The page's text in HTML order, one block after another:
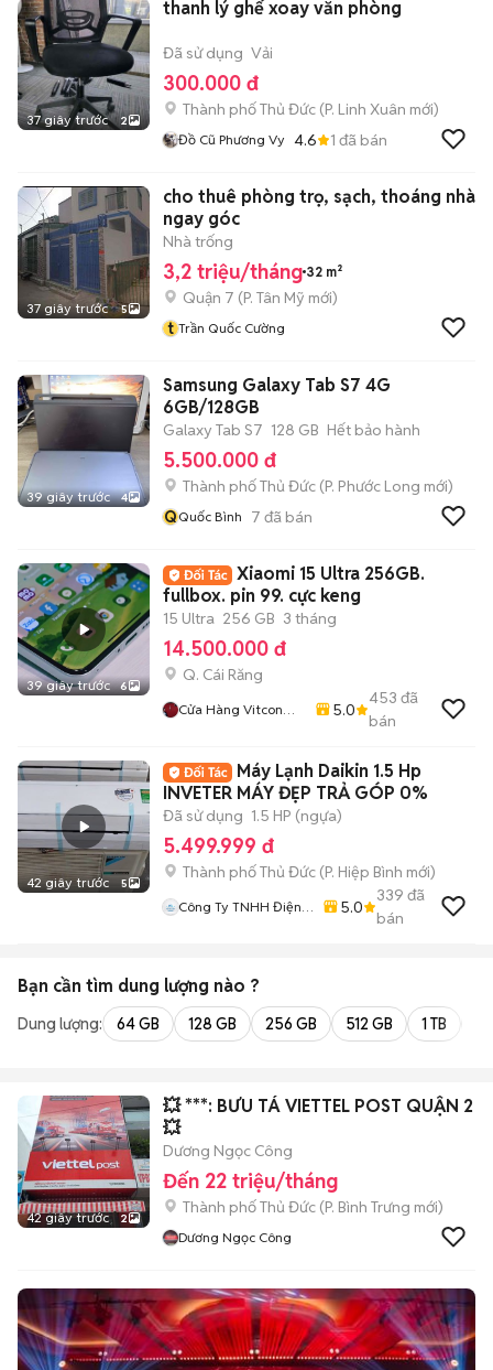
37 giây trước 2
thanh lý ghế xoay văn phòng
Đã sử dụng Vải
300.000 đ
Thành phố Thủ Đức (P. Linh Xuân mới)
Đồ Cũ Phương Vy 4.6 1 đã bán
37 giây trước 5
cho thuê phòng trọ, sạch, thoáng nhà
ngay góc
Nhà trống
3,2 triệu/tháng 32 m²
Quận 7 (P. Tân Mỹ mới)
t Trần Quốc Cường
39 giây trước 4
Samsung Galaxy Tab S7 4G
6GB/128GB
Galaxy Tab S7 128 GB Hết bảo hành
5.500.000 đ
Thành phố Thủ Đức (P. Phước Long mới)
QQuốc Bình 7 đã bán
39 giây trước 6
Xiaomi 15 Ultra 256GB.
fullbox. pin 99. cực keng
15 Ultra 256 GB 3 tháng
14.500.000 đ
Q. Cái Răng
Cửa Hàng Vitcon
5.0
453 đã
bán
42 giây trước 5
Máy Lạnh Daikin 1.5 Hp
INVETER MÁY ĐẸP TRẢ GÓP 0%
Đã sử dụng 1.5 HP (ngựa)
5.499.999 đ
Thành phố Thủ Đức (P. Hiệp Bình mới)
Công Ty TNHH Điện
5.0
339 đã
bán
Bạn cần tìm dung lượng nào ?
Dung lượng: 64 GB 128 GB 256 GB 512 GB 1 TB
42 giây trước 2
💥 ***: BƯU TÁ VIETTEL POST QUẬN 2
💥
Dương Ngọc Công
Đến 22 triệu/tháng
Thành phố Thủ Đức (P. Bình Trưng mới)
Dương Ngọc Công